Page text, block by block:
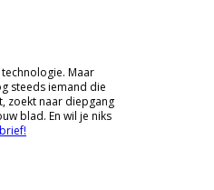
Maar
steeds iemand die
zoekt naar diepgang
blad. En wil je niks